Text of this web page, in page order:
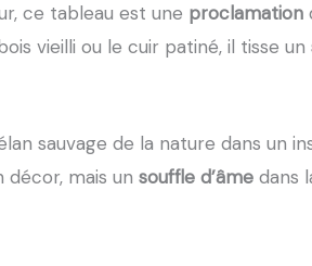
ce tableau est une proclamation
vieilli ou le cuir patiné, il tisse un
sauvage de la nature dans un
décor, mais un souffle d’âme dans